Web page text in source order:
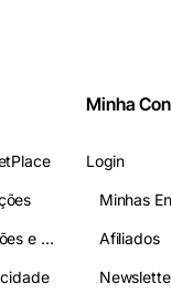
Envios, Devoluções e Pagamentos
Minha
Login
Minhas
Afiliados